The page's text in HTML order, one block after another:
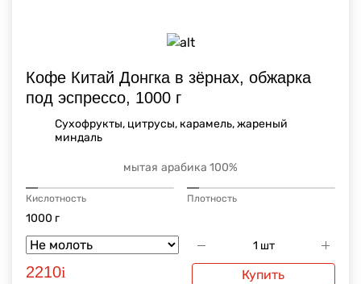
Кофе Китай Донгка в зёрнах, обжарка
под эспрессо, 1000 г
Сухофрукты, цитрусы, карамель, жареный
миндаль
мытая арабика 100%
Кислотность Плотность
1000 г
2210i Купить